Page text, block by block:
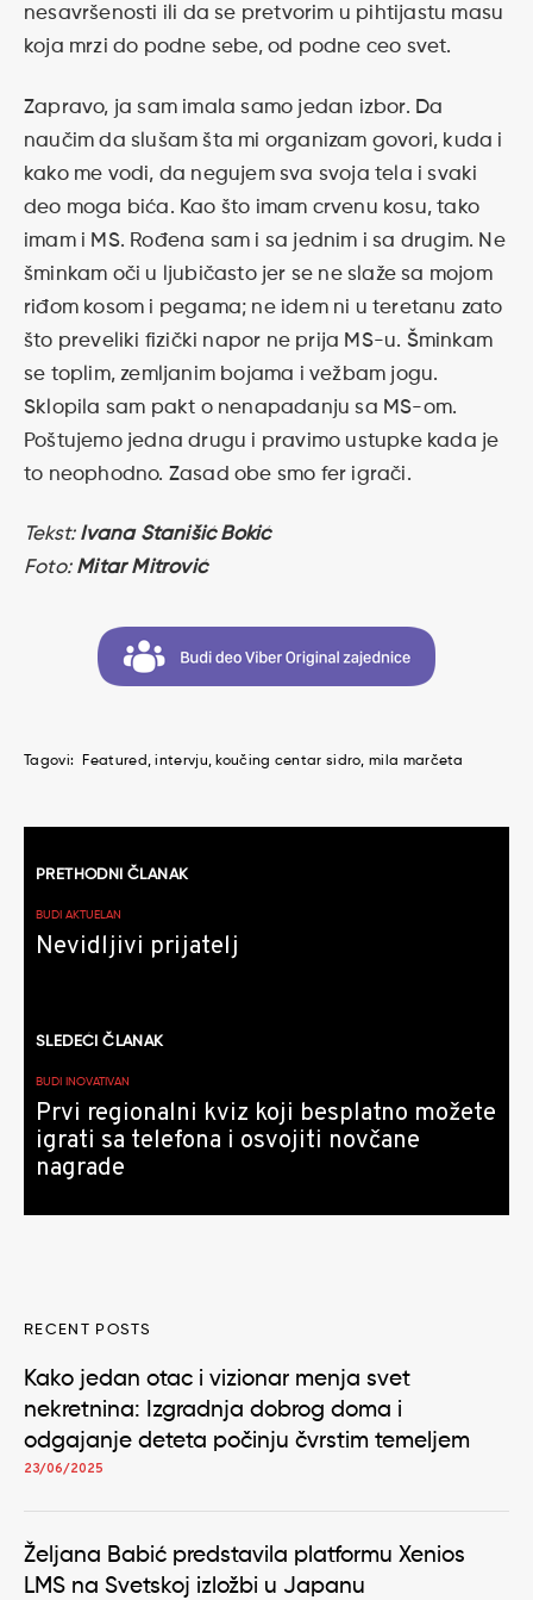
nesavršenosti ili da se pretvorim u pihtijastu masu
koja mrzi do podne sebe, od podne ceo svet.
Zapravo, ja sam imala samo jedan izbor. Da
naučim da slušam šta mi organizam govori, kuda i
kako me vodi, da negujem sva svoja tela i svaki
deo moga bića. Kao što imam crvenu kosu, tako
imam i MS. Rođena sam i sa jednim i sa drugim. Ne
šminkam oči u ljubičasto jer se ne slaže sa mojom
riđom kosom i pegama; ne idem ni u teretanu zato
što preveliki fizički napor ne prija MS-u. Šminkam
se toplim, zemljanim bojama i vežbam jogu.
Sklopila sam pakt o nenapadanju sa MS-om.
Poštujemo jedna drugu i pravimo ustupke kada je
to neophodno. Zasad obe smo fer igrači.
Tekst: Ivana Stanišić Bokić
Foto: Mitar Mitrović
Tagovi: Featured intervju koučing centar sidro mila marčeta
članaka
PRETHODNI ČLANAK
BUDI AKTUELAN
Nevidljivi prijatelj
SLEDEĆI ČLANAK
BUDI INOVATIVAN
Prvi regionalni kviz koji besplatno možete
igrati sa telefona i osvojiti novčane
nagrade
RECENT POSTS
Kako jedan otac i vizionar menja svet
nekretnina: Izgradnja dobrog doma i
odgajanje deteta počinju čvrstim temeljem
23/06/2025
Željana Babić predstavila platformu Xenios
LMS na Svetskoj izložbi u Japanu